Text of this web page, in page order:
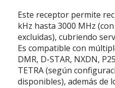
Este receptor permite
kHz hasta 3000 MHz
excluidas), cubriendo
Es compatible con
DMR, D-STAR, NXDN,
TETRA(según
disponibles), además de